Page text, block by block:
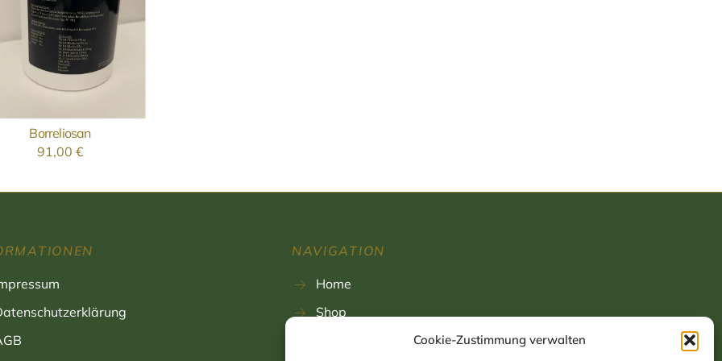
Cookie-Zustimmung verwalten
WÄHLEN
Borreliosan
91,00 €
NAVIGATION
Home
Shop